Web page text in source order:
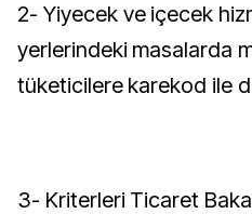
2- Yiyecek ve içecek
yerlerindeki masalarda
tüketicilere karekod ile
3- Kriterleri Ticaret